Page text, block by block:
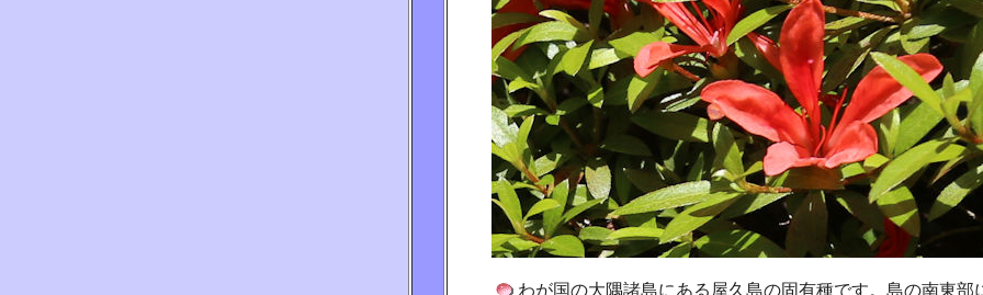
わが国の大隅諸島にある屋久島の固有種です。島の南東部